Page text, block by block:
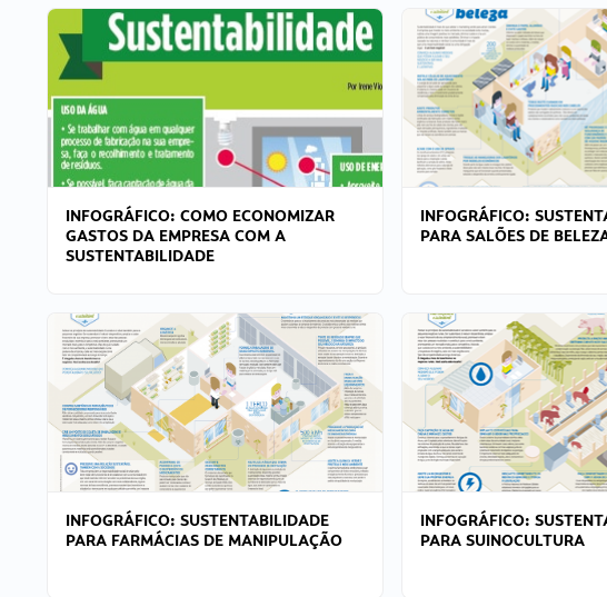
INFOGRÁFICO: COMO ECONOMIZAR
GASTOS DA EMPRESA COM A
SUSTENTABILIDADE
INFOGRÁFICO:
PARA SALÕES DE
INFOGRÁFICO: SUSTENTABILIDADE
PARA FARMÁCIAS DE MANIPULAÇÃO
INFOGRÁFICO:
PARA SUINOCULTURA